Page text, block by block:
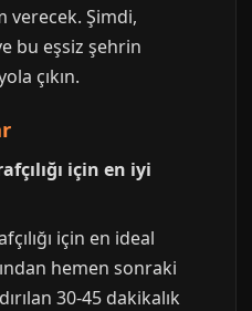
verecek. Şimdi,
bu eşsiz şehrin
çıkın.
için en iyi
için en ideal
hemen sonraki
30-45 dakikalık